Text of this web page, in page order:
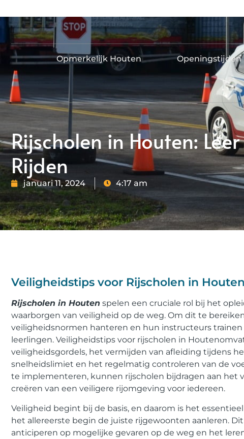
Opmerkelijk Houten Openingstijden
Rijscholen in Houten:
Rijden
januari 11, 2024 4:17 am
Veiligheidstips voor Rijscholen in Houten
Rijscholen in Houten spelen een cruciale rol bij het
waarborgen van veiligheid op de weg. Om dit te
veiligheidsnormen hanteren en hun instructeurs
leerlingen. Veiligheidstips voor rijscholen in
veiligheidsgordels, het vermijden van afleiding tijdens
snelheidslimiet en het regelmatig controleren van de
te implementeren, kunnen rijscholen bijdragen aan het
creëren van een veiligere rijomgeving voor iedereen.
Veiligheid begint bij de basis, en daarom is het
het allereerste begin de juiste rijgewoonten aanleren.
anticiperen op mogelijke gevaren op de weg en het